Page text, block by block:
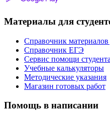
Материалы для
Справочник материалов
Справочник ЕГЭ
Сервис помощи
Учебные калькуляторы
Методические указания
Магазин готовых работ
Помощь в написании